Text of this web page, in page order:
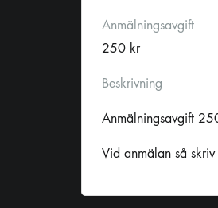
Anmälningsavgift
250 kr
Beskrivning
Anmälningsavgift
Vid anmälan så